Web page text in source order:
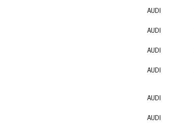
AUDI
AUDI
AUDI
AUDI
AUDI
AUDI